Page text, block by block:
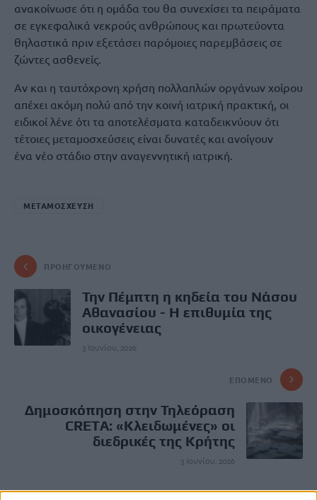
ανακοίνωσε ότι η ομάδα του θα συνεχίσει τα πειράματα
σε εγκεφαλικά νεκρούς ανθρώπους και πρωτεύοντα
θηλαστικά πριν εξετάσει παρόμοιες παρεμβάσεις σε
ζώντες ασθενείς.
Αν και η ταυτόχρονη χρήση πολλαπλών οργάνων χοίρου
απέχει ακόμη πολύ από την κοινή ιατρική πρακτική, οι
ειδικοί λένε ότι τα αποτελέσματα καταδεικνύουν ότι
τέτοιες μεταμοσχεύσεις είναι δυνατές και ανοίγουν
ένα νέο στάδιο στην αναγεννητική ιατρική.
ΜΕΤΑΜΟΣΧΕΥΣΗ
ΠΡΟΗΓΟΎΜΕΝΟ
Την Πέμπτη η κηδεία του Νάσου
Αθανασίου - Η επιθυμία της
οικογένειας
3 Ιουνίου, 2026
ΕΠΌΜΕΝΟ
Δημοσκόπηση στην Τηλεόραση
CRETA: «Κλειδωμένες» οι
διεδρικές της Κρήτης
3 Ιουνίου, 2026